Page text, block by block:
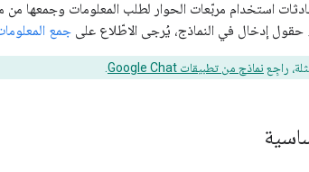
حقول إدخال في النماذج، يُرجى الاطّلاع على جمع
راجِع نماذج من تطبيقات Google Chat